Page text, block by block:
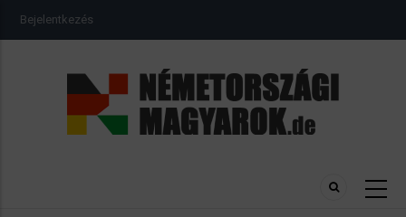
USER
ACCOUNT
Bejelentkezés